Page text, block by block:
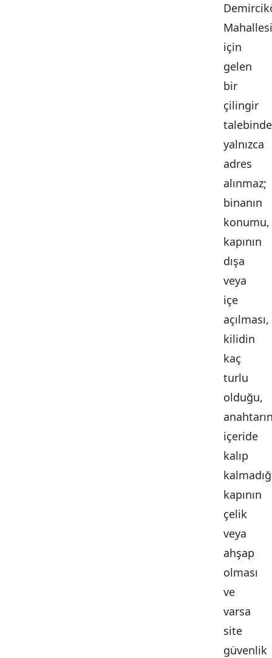
Mahallesi
için
gelen
bir
çilingir
talebinde
yalnızca
adres
alınmaz;
binanın
konumu,
kapının
dışa
veya
içe
açılması,
kilidin
kaç
turlu
olduğu,
içeride
kalıp
kapının
çelik
veya
ahşap
olması
ve
varsa
site
güvenlik